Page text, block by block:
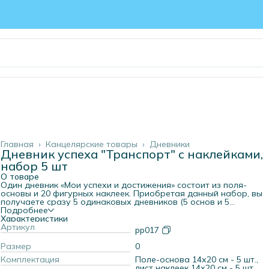
Дневники
Канцелярские товары ›
Главная ›
Дневник успеха "Транспорт" с наклейками,
набор 5 шт
О товаре
Один дневник «Мои успехи и достижения» состоит из поля-
основы и 20 фигурных наклеек. Приобретая данный набор, вы
получаете сразу 5 одинаковых дневников (5 основ и 5
наборов наклеек). Основа представляет собой яркую
открытку из плотной бумаги, в согнутом виде её размер
составляет 14х20 см, в развёрнутом – 28х20 см. Наклейки
вырезаны по контуру. Все наклейки разные! На внутренней
стороне поля для каждой наклейки предусмотрено своё
место, выделенное контуром. Таким образом, когда все
наклейки будут наклеены, получится целая логичная картинка.
Подробнее
Характеристики
Артикул
pp017
Размер
0
Комплектация
Поле-основа 14х20 см - 5 шт.,